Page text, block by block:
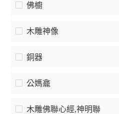
佛櫥
木雕神像
銅器
公媽龕
木雕佛聯心經,神明聯